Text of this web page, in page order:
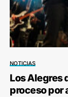
NOTICIAS
Los Alegres
proceso por